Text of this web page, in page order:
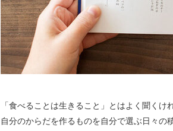
「食べることは生きること」とはよく聞くけ
自分のからだを作るものを自分で選ぶ日々の